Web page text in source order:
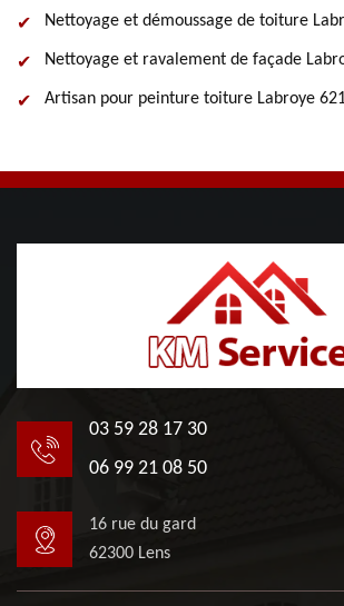
Nettoyage et démoussage de toiture
Nettoyage et ravalement de façade
Artisan pour peinture toiture Labroye
03 59 28 17 30
06 99 21 08 50
16 rue du gard
62300 Lens